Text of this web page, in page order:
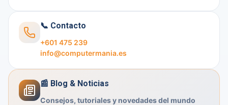
📞 Contacto
+601 475 239
info@computermania.es
📰 Blog & Noticias
Consejos, tutoriales y novedades del mundo